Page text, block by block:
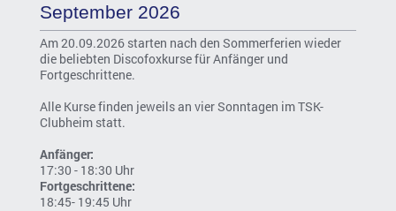
September 2026
Am 20.09.2026 starten nach den Sommerferien wieder
die beliebten Discofoxkurse für Anfänger und
Fortgeschrittene.
Alle Kurse finden jeweils an vier Sonntagen im TSK-
Clubheim statt.
Anfänger:
17:30 - 18:30 Uhr
Fortgeschrittene:
18:45- 19:45 Uhr